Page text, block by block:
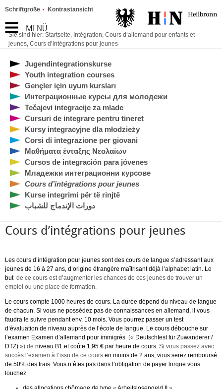
MENÜ
Schriftgröße Kontrastansicht
Sie sind hier: Startseite, Intégration, Cours d‘allemand pour enfants et
jeunes, Cours d’intégrations pour jeunes
Jugendintegrationskurse
Youth integration courses
Gençler için uyum kursları
Интеграционные курсы для молодежи
Tečajevi integracije za mlade
Cursuri de integrare pentru tineret
Kursy integracyjne dla młodzieży
Corsi di integrazione per giovani
Μαθήματα ένταξης Νεολαίων
Cursos de integración para jóvenes
Младежки интеграционни курсове
Cours d’intégrations pour jeunes
Kurse integrimi për të rinjtë
دورات الإندماج للشباب
Cours d’intégrations pour jeunes
Les cours d’intégration pour jeunes sont des cours de langue s’adressant aux
jeunes de 16 à 27 ans, d’origine étrangère maîtrisant déjà l’alphabet latin. Le
but de ce cours est d’augmenter les chances de ces jeunes de trouver un
emploi ou une place de formation.
Le cours compte 1000 heures de cours. La durée dépend du niveau de langue
de chacun. Si vous ne possédez pas de connaissances en allemand, il vous
faudra le suivre pendant env. 10 mois. Vous pourrez passer un test
d’évaluation de niveau auprès de l’école de langue. Le cours débouche sur
l‘examen Examen d’allemand pour immigrés (« Deutschtest für Zuwanderer /
DTZ) ») de niveau B1 et coûte 1,95 € par heure de cours. Si vous passez avec
succès l’examen à l’issu de ce cours en moins de 2 ans, vous serez remboursé
de 50% des frais. Vous n’êtes pas dans l’obligation de payer lorque vous
touchez